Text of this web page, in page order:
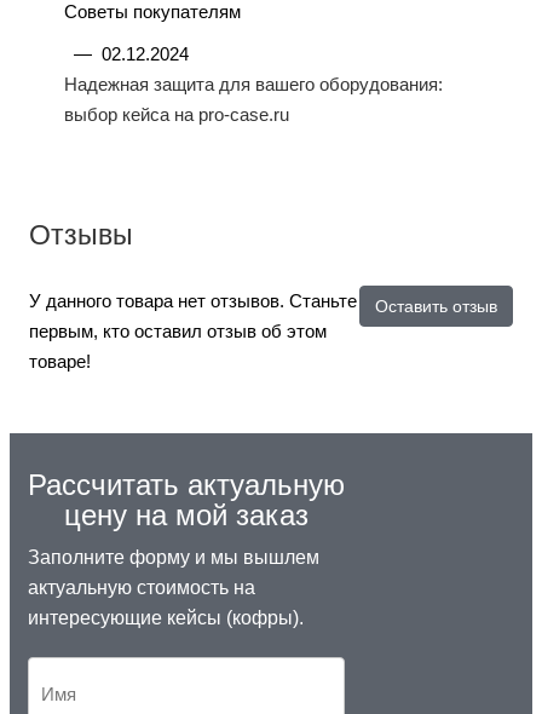
Советы покупателям
— 02.12.2024
Надежная защита для вашего оборудования:
выбор кейса на pro-case.ru
Отзывы
Оставить отзыв
У данного товара нет отзывов. Станьте
первым, кто оставил отзыв об этом
товаре!
Рассчитать актуальную
цену на мой заказ
Заполните форму и мы вышлем
актуальную стоимость на
интересующие кейсы (кофры).